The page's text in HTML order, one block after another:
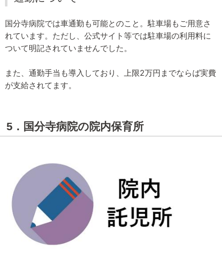
国分寺病院では車通勤も可能とのこと。駐車場もご用意さ
れています。ただし、公式サイト等では駐車場の利用料に
ついて明記されていませんでした。
また、通勤手当も導入しており、上限2万円までならば実費
が支給されてます。
5．国分寺病院の院内保育所